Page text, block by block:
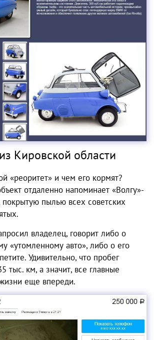
Кировской области
«реоритет» и чем его кормят?
отдаленно напоминает «Волгу»-
покрытую пылью всех советских
владелец, говорит либо о
«утомленному авто», либо о его
Удивительно, что пробег
тыс. км, а значит, все главные
еще впереди.